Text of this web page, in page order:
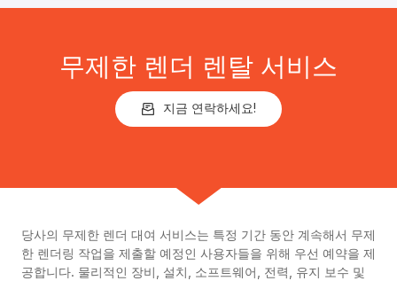
무제한 렌더 렌탈 서비스
지금 연락하세요!
당사의 무제한 렌더 대여 서비스는 특정 기간 동안 계속해서 무제
한 렌더링 작업을 제출할 예정인 사용자들을 위해 우선 예약을 제
공합니다. 물리적인 장비, 설치, 소프트웨어, 전력, 유지 보수 및